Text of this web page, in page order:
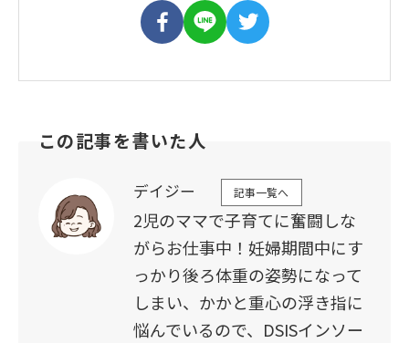
この記事を書いた人
デイジー 記事一覧へ
2児のママで子育てに奮闘しな
がらお仕事中！妊婦期間中にす
っかり後ろ体重の姿勢になって
しまい、かかと重心の浮き指に
悩んでいるので、DSISインソー